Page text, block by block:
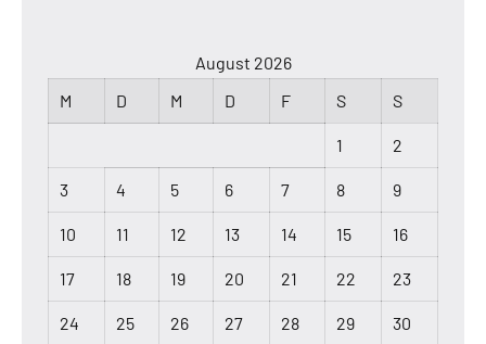
August 2026
M
D M D F S S
1 2
3 4 5 6 7 8 9
10 11 12 13 14 15 16
17 18 19 20 21 22 23
24 25 26 27 28 29 30